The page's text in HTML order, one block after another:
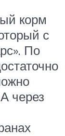
корм
с
По
через